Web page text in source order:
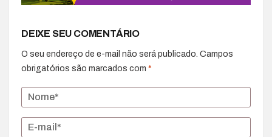
DEIXE SEU COMENTÁRIO
O seu endereço de e-mail não será publicado. Campos
obrigatórios são marcados com *